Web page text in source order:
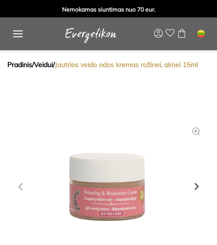
Nemokamas siuntimas nuo 70 eur.
Pradinis/Veidui/Jautrios veido odos kremas rožinei, aknei 15ml